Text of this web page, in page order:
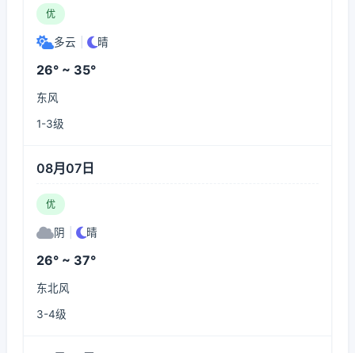
优
多云 晴
26° ~ 35°
东风
1-3级
08月07日
优
阴 晴
26° ~ 37°
东北风
3-4级